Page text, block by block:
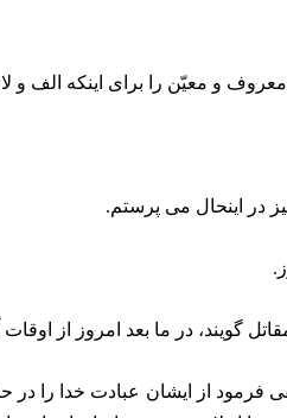
و معيّن را براى اينكه الف و
در اينحال مى ‏پرستم.
گويند، در ما بعد امروز از اوقات
از ايشان عبادت خدا را در